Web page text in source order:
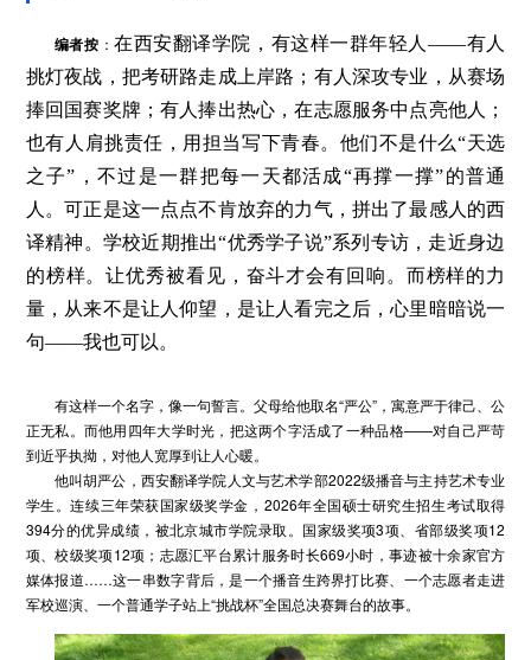
编者按 ：在西安翻译学院，有这样一群年轻人——有人
挑灯夜战，把考研路走成上岸路；有人深攻专业，从赛场
捧回国赛奖牌；有人捧出热心，在志愿服务中点亮他人；
也有人肩挑责任，用担当写下青春。他们不是什么“天选
之子”，不过是一群把每一天都活成“再撑一撑”的普通
人。可正是这一点点不肯放弃的力气，拼出了最感人的西
译精神。学校近期推出“优秀学子说”系列专访，走近身边
的榜样。让优秀被看见，奋斗才会有回响。而榜样的力
量，从来不是让人仰望，是让人看完之后，心里暗暗说一
句——我也可以。
有这样一个名字，像一句誓言。父母给他取名“严公”，寓意严于律己、公
正无私。而他用四年大学时光，把这两个字活成了一种品格——对自己严苛
到近乎执拗，对他人宽厚到让人心暖。
他叫胡严公，西安翻译学院人文与艺术学部2022级播音与主持艺术专业
学生。连续三年荣获国家级奖学金，2026年全国硕士研究生招生考试取得
394分的优异成绩，被北京城市学院录取。国家级奖项3项、省部级奖项12
项、校级奖项12项；志愿汇平台累计服务时长669小时，事迹被十余家官方
媒体报道……这一串数字背后，是一个播音生跨界打比赛、一个志愿者走进
军校巡演、一个普通学子站上“挑战杯”全国总决赛舞台的故事。